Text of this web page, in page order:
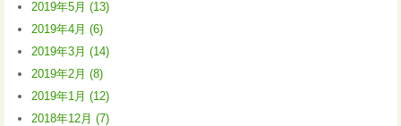
2019年5月 (13)
2019年4月 (6)
2019年3月 (14)
2019年2月 (8)
2019年1月 (12)
2018年12月 (7)